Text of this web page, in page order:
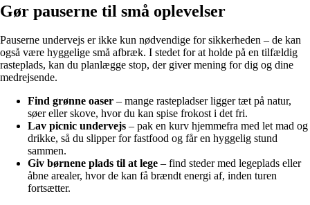
Gør pauserne til små oplevelser
Pauserne undervejs er ikke kun nødvendige for sikkerheden – de kan
også være hyggelige små afbræk. I stedet for at holde på en tilfældig
rasteplads, kan du planlægge stop, der giver mening for dig og dine
medrejsende.
Find grønne oaser – mange rastepladser ligger tæt på natur,
søer eller skove, hvor du kan spise frokost i det fri.
Lav picnic undervejs – pak en kurv hjemmefra med let mad og
drikke, så du slipper for fastfood og får en hyggelig stund
sammen.
Giv børnene plads til at lege – find steder med legeplads eller
åbne arealer, hvor de kan få brændt energi af, inden turen
fortsætter.